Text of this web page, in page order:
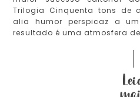
Trilogia Cinquenta tons de
alia humor perspicaz a
resultado é uma atmosfera